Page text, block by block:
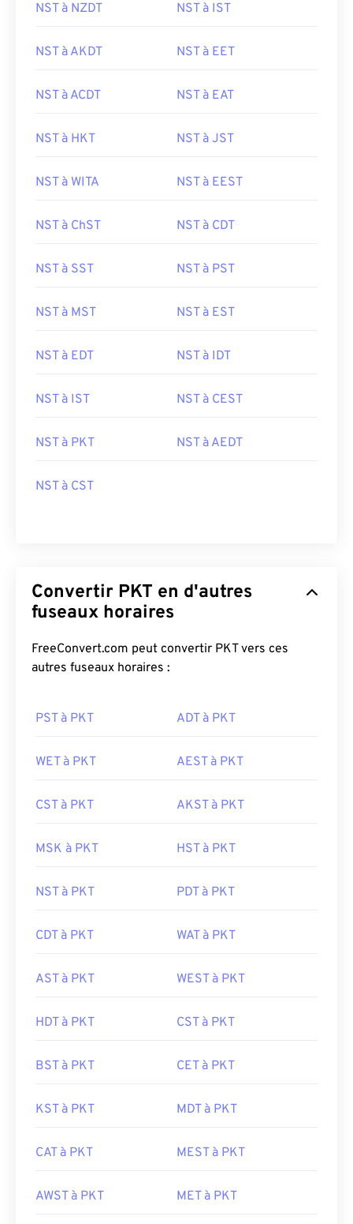
NST à NZDT NST à IST
NST à AKDT NST à EET
NST à ACDT NST à EAT
NST à HKT NST à JST
NST à WITA NST à EEST
NST à ChST NST à CDT
NST à SST NST à PST
NST à MST NST à EST
NST à EDT NST à IDT
NST à IST NST à CEST
NST à PKT NST à AEDT
NST à CST
Convertir PKT en d'autres
fuseaux horaires
FreeConvert.com peut convertir PKT vers ces
autres fuseaux horaires :
PST à PKT ADT à PKT
WET à PKT AEST à PKT
CST à PKT AKST à PKT
MSK à PKT HST à PKT
NST à PKT PDT à PKT
CDT à PKT WAT à PKT
AST à PKT WEST à PKT
HDT à PKT CST à PKT
BST à PKT CET à PKT
KST à PKT MDT à PKT
CAT à PKT MEST à PKT
AWST à PKT MET à PKT